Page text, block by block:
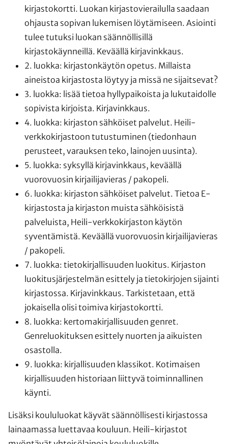
kirjastokortti. Luokan kirjastovierailulla saadaan
ohjausta sopivan lukemisen löytämiseen. Asiointi
tulee tutuksi luokan säännöllisillä
kirjastokäynneillä. Keväällä kirjavinkkaus.
2. luokka: kirjastonkäytön opetus. Millaista
aineistoa kirjastosta löytyy ja missä ne sijaitsevat?
3. luokka: lisää tietoa hyllypaikoista ja lukutaidolle
sopivista kirjoista. Kirjavinkkaus.
4. luokka: kirjaston sähköiset palvelut. Heili-
verkkokirjastoon tutustuminen (tiedonhaun
perusteet, varauksen teko, lainojen uusinta).
5. luokka: syksyllä kirjavinkkaus, keväällä
vuorovuosin kirjailijavieras / pakopeli.
6. luokka: kirjaston sähköiset palvelut. Tietoa E-
kirjastosta ja kirjaston muista sähköisistä
palveluista, Heili-verkkokirjaston käytön
syventämistä. Keväällä vuorovuosin kirjailijavieras
/ pakopeli.
7. luokka: tietokirjallisuuden luokitus. Kirjaston
luokitusjärjestelmän esittely ja tietokirjojen sijainti
kirjastossa. Kirjavinkkaus. Tarkistetaan, että
jokaisella olisi toimiva kirjastokortti.
8. luokka: kertomakirjallisuuden genret.
Genreluokituksen esittely nuorten ja aikuisten
osastolla.
9. luokka: kirjallisuuden klassikot. Kotimaisen
kirjallisuuden historiaan liittyvä toiminnallinen
käynti.
Lisäksi koululuokat käyvät säännöllisesti kirjastossa
lainaamassa luettavaa kouluun. Heili-kirjastot